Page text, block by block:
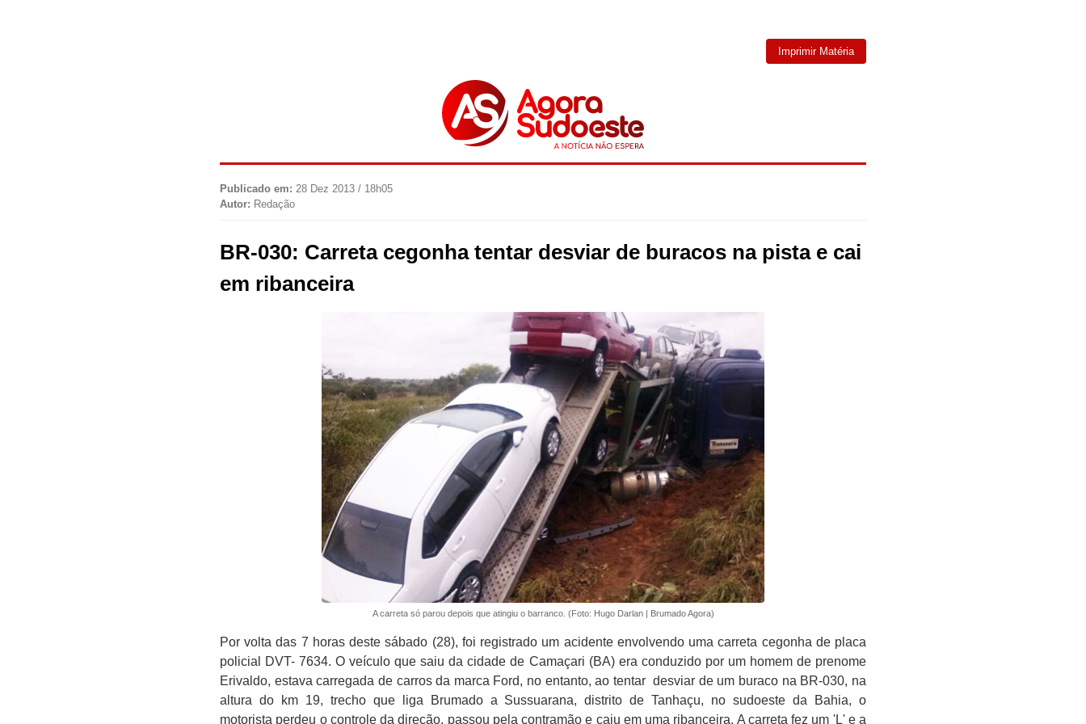
Imprimir Matéria
Publicado em: 28 Dez 2013 / 18h05
Autor: Redação
BR-030: Carreta cegonha tentar desviar de buracos na pista e cai
em ribanceira
A carreta só parou depois que atingiu o barranco. (Foto: Hugo Darlan | Brumado Agora)
Por volta das 7 horas deste sábado (28), foi registrado um acidente envolvendo uma carreta cegonha de placa
policial DVT- 7634. O veículo que saiu da cidade de Camaçari (BA) era conduzido por um homem de prenome
Erivaldo, estava carregada de carros da marca Ford, no entanto, ao tentar desviar de um buraco na BR-030, na
altura do km 19, trecho que liga Brumado a Sussuarana, distrito de Tanhaçu, no sudoeste da Bahia, o
motorista perdeu o controle da direção, passou pela contramão e caiu em uma ribanceira. A carreta fez um 'L' e a